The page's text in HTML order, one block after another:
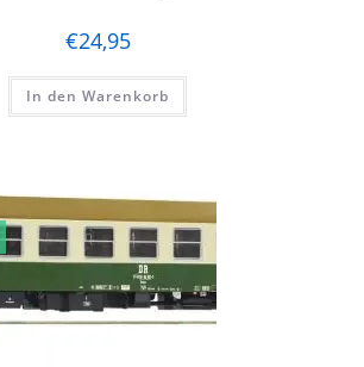
€24,95
In den Warenkorb